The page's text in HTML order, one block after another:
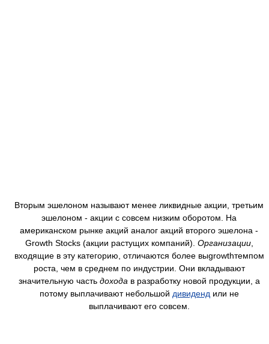
Вторым эшелоном называют менее ликвидные акции, третьим
эшелоном - акции с совсем низким оборотом. На
американском рынке акций аналог акций второго эшелона -
Growth Stocks (акции растущих компаний). Организации,
входящие в эту категорию, отличаются более выgrowthтемпом
роста, чем в среднем по индустрии. Они вкладывают
значительную часть дохода в разработку новой продукции, а
потому выплачивают небольшой дивиденд или не
выплачивают его совсем.